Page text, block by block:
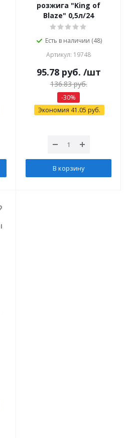
розжига "King of
Blaze" 0,5л/24
Есть в наличии (48)
Артикул: 19748
95.78руб. /шт
136.83руб.
-30%
Экономия 41.05 руб.
В корзину